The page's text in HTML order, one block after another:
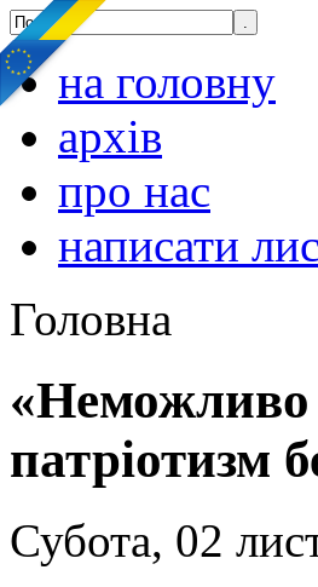
на головну
архів
про нас
написати
Головна
«Неможливо
патріотизм
Субота, 02